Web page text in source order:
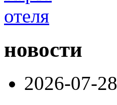
новости
2026-07-28